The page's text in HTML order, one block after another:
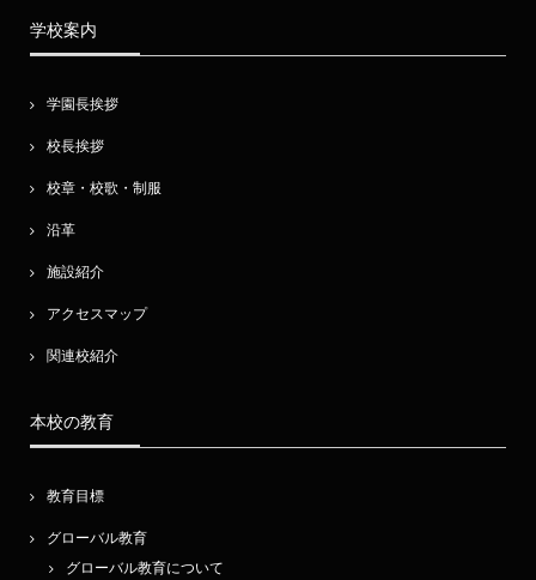
学校案内
学園長挨拶
校長挨拶
校章・校歌・制服
沿革
施設紹介
アクセスマップ
関連校紹介
本校の教育
教育目標
グローバル教育
グローバル教育について